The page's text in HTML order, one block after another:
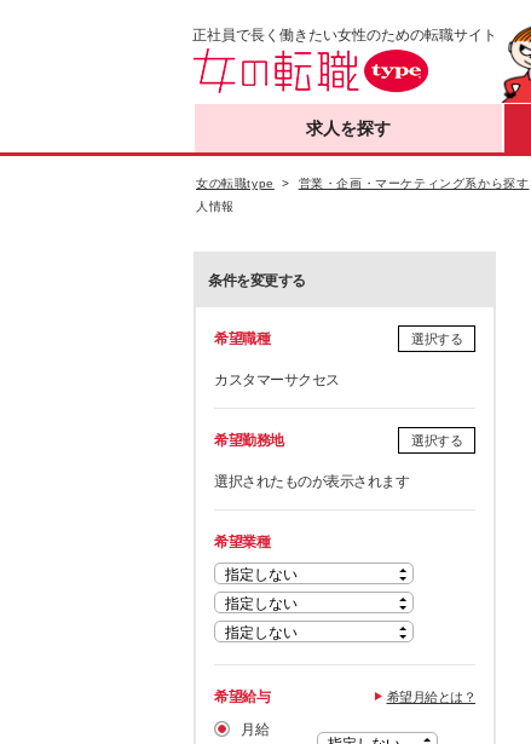
正社員で長く働きたい女性のための転職サイト
求人を探す
女の転職type 営業・企画・マーケティング系から探す
人情報
条件を変更する
希望職種 選択する
カスタマーサクセス
希望勤務地 選択する
選択されたものが表示されます
希望業種
希望給与 希望月給とは？
月給